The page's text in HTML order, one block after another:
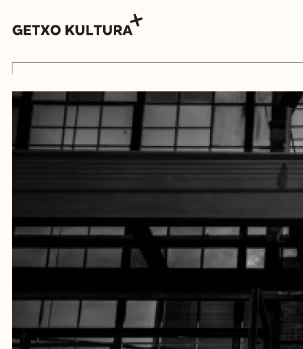
AGENDA
MUXIKEBARRI
CONTACTO
ENTRADAS